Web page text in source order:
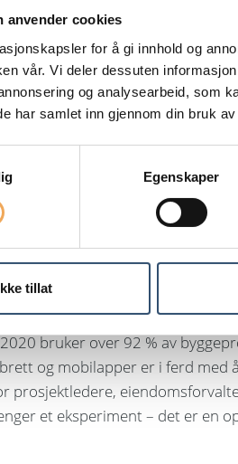
anvender cookies
for å gi innhold og
vår. Vi deler dessuten
og analysearbeid, som
har samlet inn gjennom din bruk
Egenskaper
tillat
bruker over 92 % av
og mobilapper er i ferd med
prosjektledere,
et eksperiment – det er en